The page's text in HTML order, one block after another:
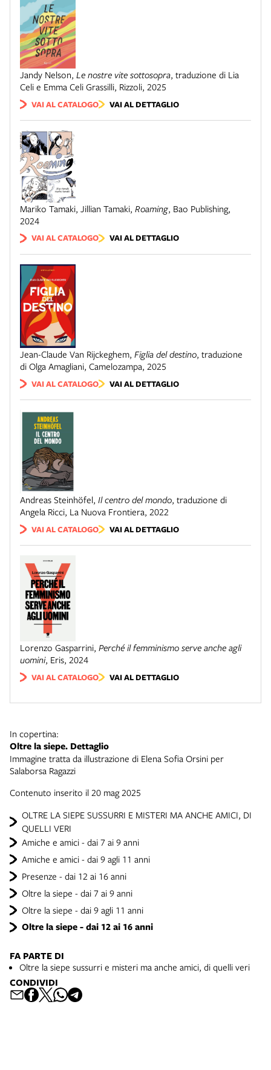
OLTRE LA SIEPE SUSSURRI E MISTERI MA ANCHE AMICI, DI
QUELLI VERI
Amiche e amici - dai 7 ai 9 anni
Amiche e amici - dai 9 agli 11 anni
Presenze - dai 12 ai 16 anni
Oltre la siepe - dai 7 ai 9 anni
Oltre la siepe - dai 9 agli 11 anni
Oltre la siepe - dai 12 ai 16 anni
Jandy Nelson, Le nostre vite sottosopra, traduzione di Lia
Celi e Emma Celi Grassilli, Rizzoli, 2025
VAI AL CATALOGO VAI AL DETTAGLIO
Mariko Tamaki, Jillian Tamaki, Roaming, Bao Publishing,
2024
VAI AL CATALOGO VAI AL DETTAGLIO
Jean-Claude Van Rijckeghem, Figlia del destino, traduzione
di Olga Amagliani, Camelozampa, 2025
VAI AL CATALOGO VAI AL DETTAGLIO
Andreas Steinhöfel, Il centro del mondo, traduzione di
Angela Ricci, La Nuova Frontiera, 2022
VAI AL CATALOGO VAI AL DETTAGLIO
Lorenzo Gasparrini, Perché il femminismo serve anche agli
uomini, Eris, 2024
VAI AL CATALOGO VAI AL DETTAGLIO
In copertina:
Oltre la siepe. Dettaglio
Immagine tratta da illustrazione di Elena Sofia Orsini per
Salaborsa Ragazzi
Contenuto inserito il 20 mag 2025
FA PARTE DI
Oltre la siepe sussurri e misteri ma anche amici, di quelli veri
CONDIVIDI